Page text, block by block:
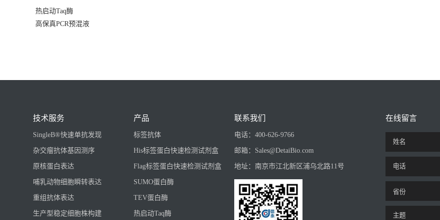
热启动Taq酶
高保真PCR预混液
技术服务
SingleB®快速单抗发现
杂交瘤抗体基因测序
原核蛋白表达
哺乳动物细胞瞬转表达
重组抗体表达
生产型稳定细胞株构建
产品
标签抗体
His标签蛋白快速检测试剂盒
Flag标签蛋白快速检测试剂盒
SUMO蛋白酶
TEV蛋白酶
热启动Taq酶
联系我们
电话： 400-626-9766
邮箱： Sales@DetaiBio.com
地址： 南京市江北新区浦乌北路11号
在线留言